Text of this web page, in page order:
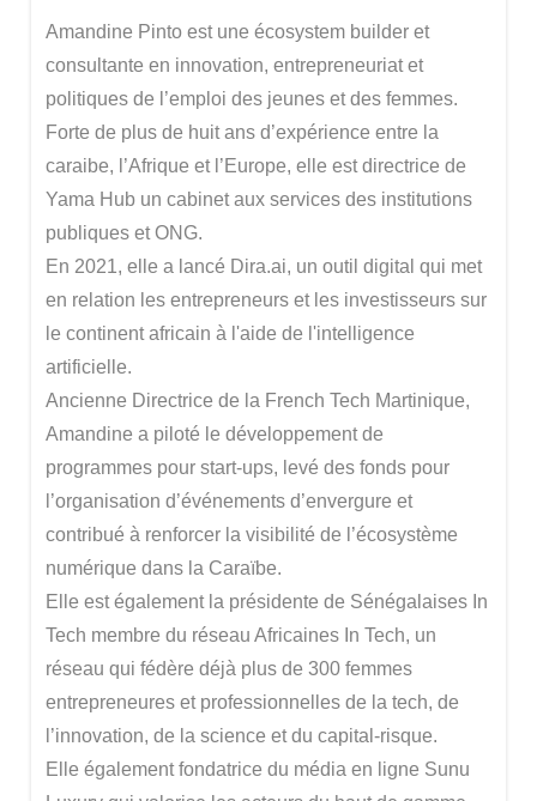
Amandine Pinto est une écosystem builder et
consultante en innovation, entrepreneuriat et
politiques de l’emploi des jeunes et des femmes.
Forte de plus de huit ans d’expérience entre la
caraibe, l’Afrique et l’Europe, elle est directrice de
Yama Hub un cabinet aux services des institutions
publiques et ONG.
En 2021, elle a lancé Dira.ai, un outil digital qui met
en relation les entrepreneurs et les investisseurs sur
le continent africain à l'aide de l'intelligence
artificielle.
Ancienne Directrice de la French Tech Martinique,
Amandine a piloté le développement de
programmes pour start-ups, levé des fonds pour
l’organisation d’événements d’envergure et
contribué à renforcer la visibilité de l’écosystème
numérique dans la Caraïbe.
Elle est également la présidente de Sénégalaises In
Tech membre du réseau Africaines In Tech, un
réseau qui fédère déjà plus de 300 femmes
entrepreneures et professionnelles de la tech, de
l’innovation, de la science et du capital-risque.
Elle également fondatrice du média en ligne Sunu